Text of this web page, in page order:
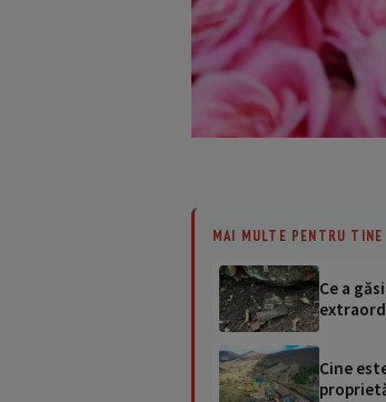
MAI MULTE PENTRU TINE
Ce a
Cine